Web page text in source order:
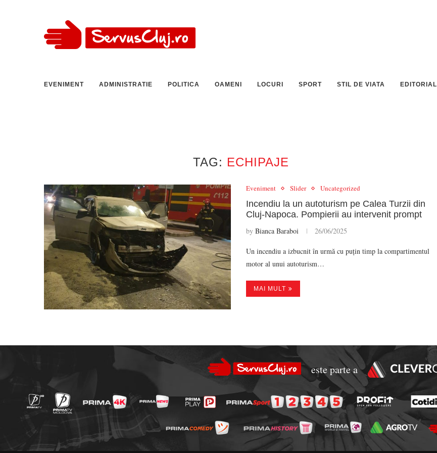
EVENIMENT ADMINISTRATIE POLITICA OAMENI LOCURI SPORT STIL DE VIATA EDITORIAL
TAG: ECHIPAJE
Eveniment Slider Uncategorized
Incendiu la un autoturism pe Calea Turzii din
Cluj-Napoca. Pompierii au intervenit prompt
by Bianca Baraboi 26/06/2025
Un incendiu a izbucnit în urmă cu puțin timp la compartimentul
motor al unui autoturism…
MAI MULT
este parte a